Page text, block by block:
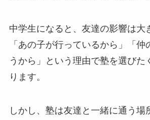
中学生になると、友達の影響は大
「あの子が行っているから」「仲
うから」という理由で塾を選びた
ります。
しかし、塾は友達と一緒に通う場